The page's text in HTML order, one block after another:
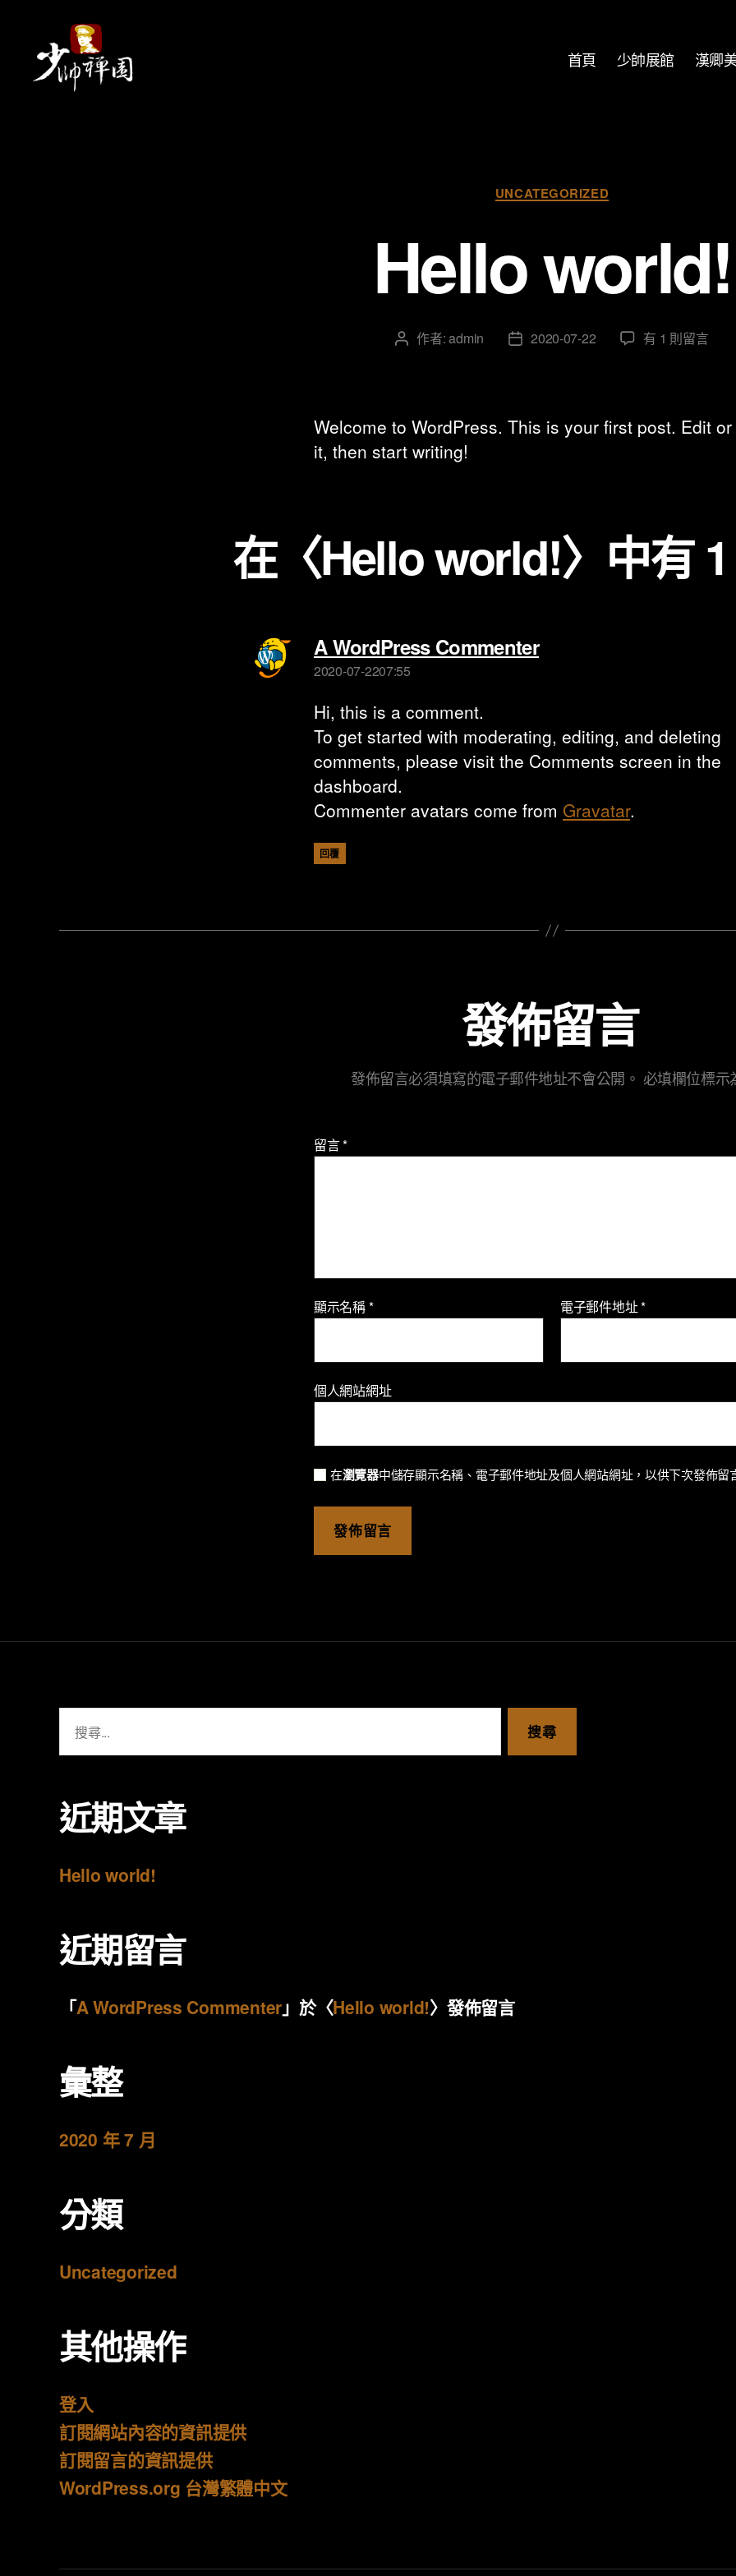
首頁 少帥展館 漢卿
UNCATEGORIZED
Hello world!
作者:admin 2020-07-22 有 1 則留言
Welcome to WordPress. This is your first post. Edit
it, then start writing!
在〈Hello world!〉中有
A WordPress Commenter
2020-07-2207:55
Hi, this is a comment.
To get started with moderating, editing, and deleting
comments, please visit the Comments screen in the
dashboard.
Commenter avatars come from Gravatar.
回覆
發佈留言
發佈留言必須填寫的電子郵件地址不會公開。 必填欄位標
留言*
顯示名稱* 電子郵件地址*
個人網站網址
在瀏覽器中儲存顯示名稱、電子郵件地址及個人網站網址，以供下次發佈留
近期文章
Hello world!
近期留言
「A WordPress Commenter」於〈Hello world!〉發佈留言
彙整
2020 年 7 月
分類
Uncategorized
其他操作
登入
訂閱網站內容的資訊提供
訂閱留言的資訊提供
WordPress.org 台灣繁體中文